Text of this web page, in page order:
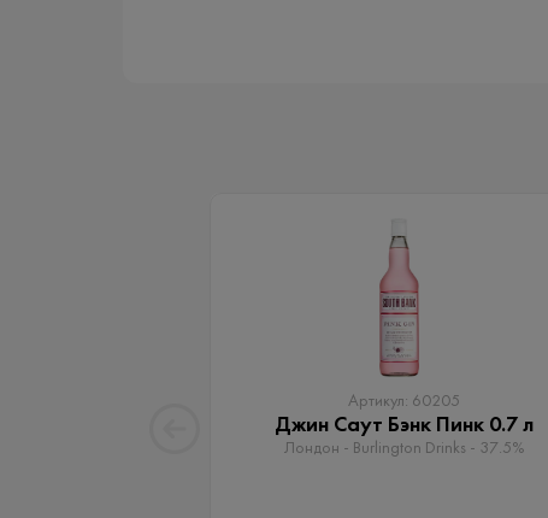
Артикул: 60205
Джин Саут Бэнк Пинк 0.7 л
Лондон - Burlington Drinks - 37.5%